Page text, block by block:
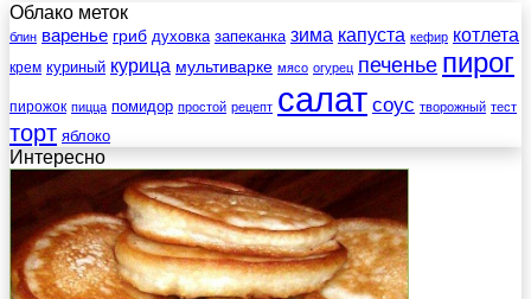
Облако меток
блин варенье гриб духовка запеканка зима капуста кефир котлета
крем куриный курица мультиварке мясо огурец печенье пирог
пирожок пицца помидор простой рецепт салат соус творожный тест
торт яблоко
Интересно